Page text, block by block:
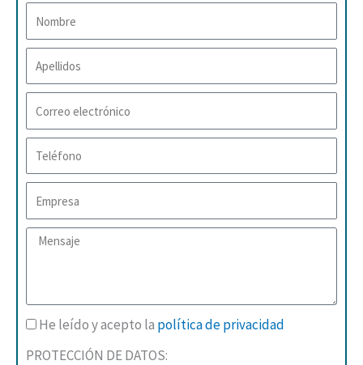
Nombre
Apellidos
Correo
electrónico
Teléfono
Empresa
Mensaje
He leído y acepto la política de privacidad
PROTECCIÓN DE DATOS: